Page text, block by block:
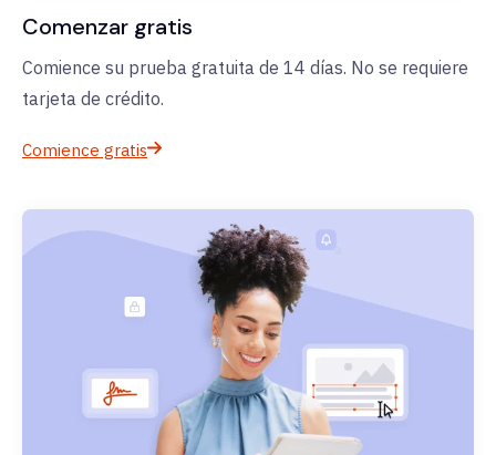
Comenzar gratis
Comience su prueba gratuita de 14 días. No se requiere
tarjeta de crédito.
Comience gratis